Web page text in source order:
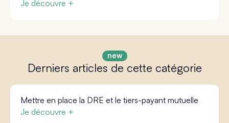
Je découvre +
Derniers articles de cette catégorie
Mettre en place la DRE et le tiers-payant mutuelle
Je découvre +